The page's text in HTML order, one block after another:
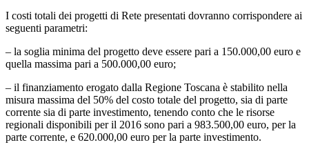
I costi totali dei progetti di Rete presentati dovranno corrispondere ai
seguenti parametri:
– la soglia minima del progetto deve essere pari a 150.000,00 euro e
quella massima pari a 500.000,00 euro;
– il finanziamento erogato dalla Regione Toscana è stabilito nella
misura massima del 50% del costo totale del progetto, sia di parte
corrente sia di parte investimento, tenendo conto che le risorse
regionali disponibili per il 2016 sono pari a 983.500,00 euro, per la
parte corrente, e 620.000,00 euro per la parte investimento.